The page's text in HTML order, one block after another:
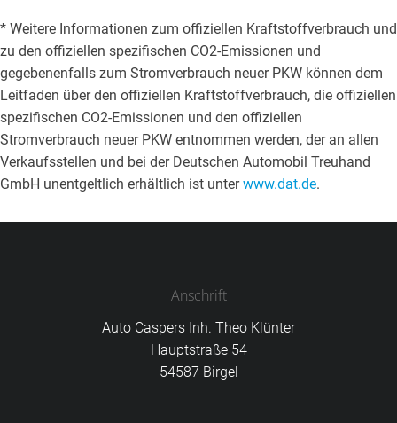
* Weitere Informationen zum offiziellen Kraftstoffverbrauch und
zu den offiziellen spezifischen CO2-Emissionen und
gegebenenfalls zum Stromverbrauch neuer PKW können dem
Leitfaden über den offiziellen Kraftstoffverbrauch, die offiziellen
spezifischen CO2-Emissionen und den offiziellen
Stromverbrauch neuer PKW entnommen werden, der an allen
Verkaufsstellen und bei der Deutschen Automobil Treuhand
GmbH unentgeltlich erhältlich ist unterwww.dat.de.
Anschrift
Auto Caspers Inh. Theo Klünter
Hauptstraße 54
54587 Birgel